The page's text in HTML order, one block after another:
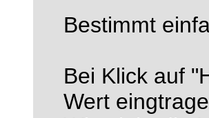
Bestimmt
Bei Klick auf
Wert